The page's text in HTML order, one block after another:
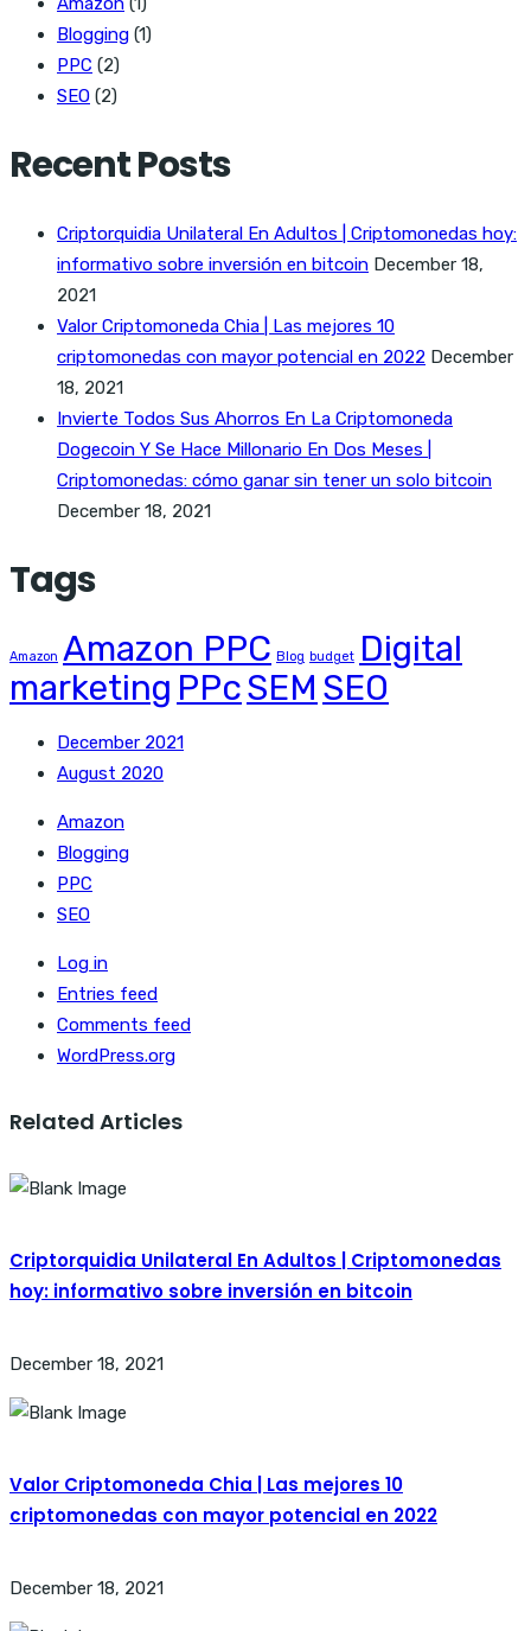
Blogging (1)
PPC (2)
SEO (2)
Recent Posts
Criptorquidia Unilateral En Adultos | Criptomonedas hoy:
informativo sobre inversión en bitcoin December 18,
2021
Valor Criptomoneda Chia | Las mejores 10
criptomonedas con mayor potencial en 2022 December
18, 2021
Invierte Todos Sus Ahorros En La Criptomoneda
Dogecoin Y Se Hace Millonario En Dos Meses |
Criptomonedas: cómo ganar sin tener un solo bitcoin
December 18, 2021
Tags
Amazon Amazon PPC Blog budget Digital
marketing PPcSEM SEO
December 2021
August 2020
Amazon
Blogging
PPC
SEO
Log in
Entries feed
Comments feed
WordPress.org
Related Articles
Criptorquidia Unilateral En Adultos | Criptomonedas
hoy: informativo sobre inversión en bitcoin
December 18, 2021
Valor Criptomoneda Chia | Las mejores 10
criptomonedas con mayor potencial en 2022
December 18, 2021